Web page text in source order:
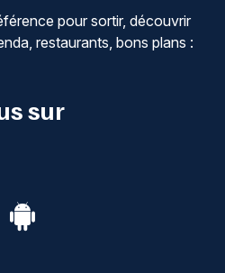
pour sortir, découvrir
restaurants, bons plans :
sur